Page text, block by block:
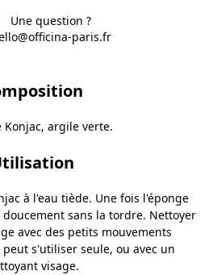
Une question ?
paris.fr
Konjac, argile verte.
à l'eau tiède. Une fois l'éponge
sans la tordre. Nettoyer
avec des petits mouvements
s'utiliser seule, ou avec un
visage.